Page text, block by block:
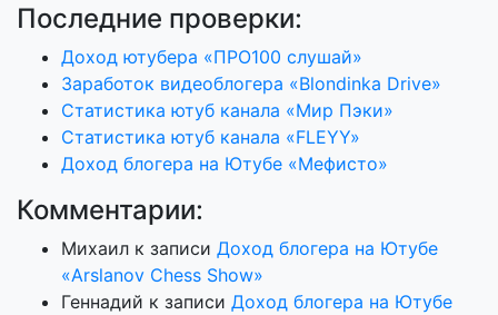
Последние проверки:
Доход ютубера «ПРО100 слушай»
Заработок видеоблогера «Blondinka Drive»
Статистика ютуб канала «Мир Пэки»
Статистика ютуб канала «FLEYY»
Доход блогера на Ютубе «Мефисто»
Комментарии:
Михаил к записи Доход блогера на Ютубе
«Arslanov Chess Show»
Геннадий к записи Доход блогера на Ютубе